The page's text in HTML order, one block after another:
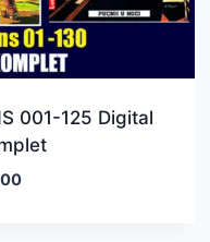
001-125 Digital